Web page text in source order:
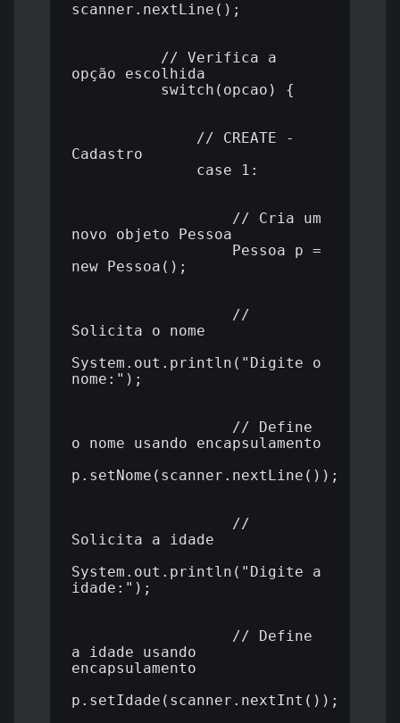
scanner.nextLine();
// Verifica a
opção escolhida
switch(opcao) {
// CREATE -
Cadastro
case 1:
// Cria um
novo objeto Pessoa
Pessoa p =
new Pessoa();
//
Solicita o nome
System.out.println("Digite o
nome:");
// Define
o nome usando encapsulamento
p.setNome(scanner.nextLine());
//
Solicita a idade
System.out.println("Digite a
idade:");
// Define
a idade usando
encapsulamento
p.setIdade(scanner.nextInt());